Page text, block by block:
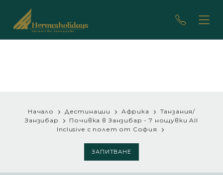
Начало Дестинации Африка
Танзания/
Занзибар
Почивка в Занзибар - 7 нощувки All
Inclusive с полет от София
ЗАПИТВАНЕ